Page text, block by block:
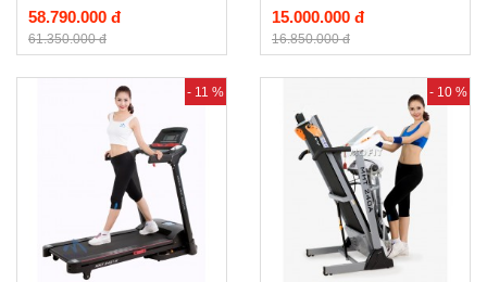
58.790.000 đ
61.350.000 đ
15.000.000 đ
16.850.000 đ
- 11 % - 10 %